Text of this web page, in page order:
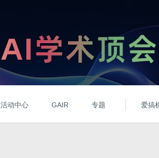
活动中心 GAIR 专题 爱搞